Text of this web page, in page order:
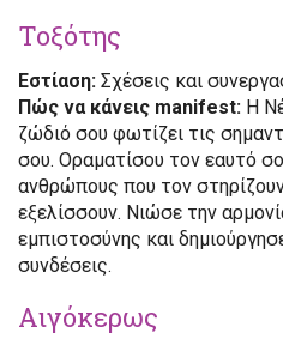
Τοξότης
Εστίαση: Σχέσεις και
Πώς να κάνεις manifest: Η
ζώδιό σου φωτίζει τις
σου. Οραματίσου τον εαυτό
ανθρώπους που τον
εξελίσσουν. Νιώσε την
εμπιστοσύνης και
συνδέσεις.
Αιγόκερως